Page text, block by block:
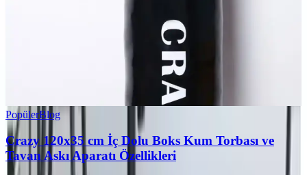
PopülerBlog
Crazy 120x35 cm İç Dolu Boks Kum Torbası ve
Tavan Askı Aparatı Özellikleri